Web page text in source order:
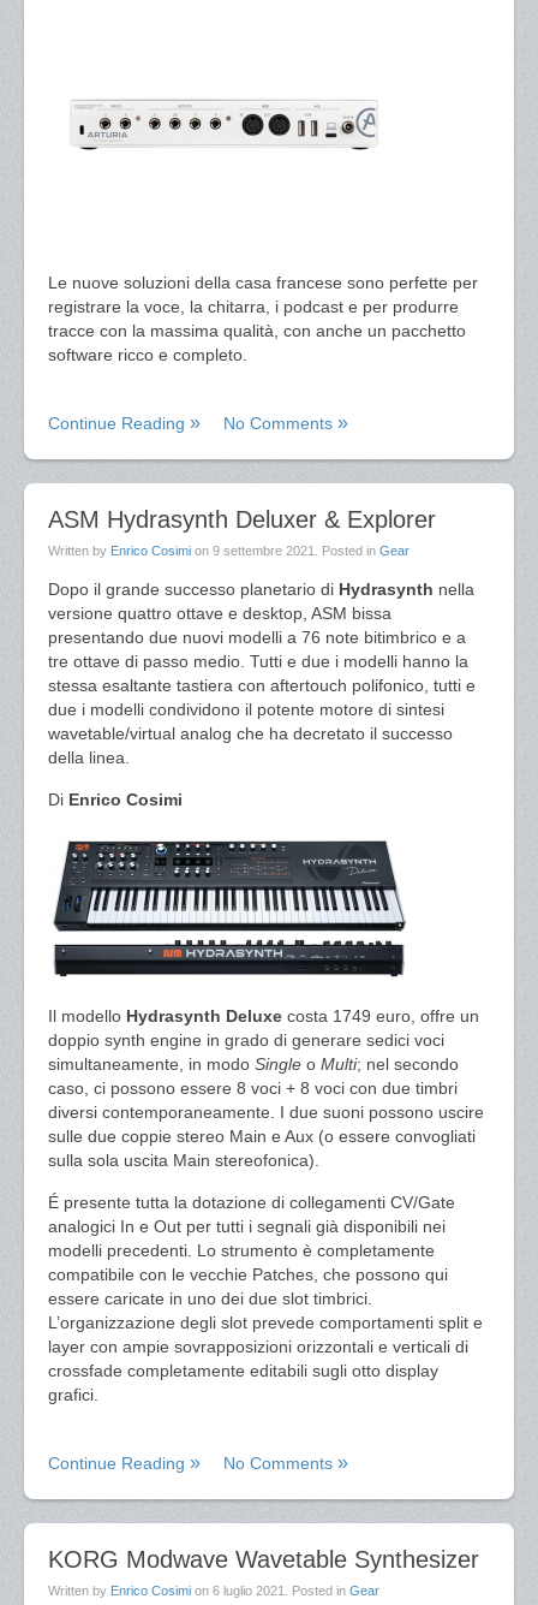
Le nuove soluzioni della casa francese sono perfette per
registrare la voce, la chitarra, i podcast e per produrre
tracce con la massima qualità, con anche un pacchetto
software ricco e completo.
Continue Reading No Comments
ASM Hydrasynth Deluxer & Explorer
Written by Enrico Cosimi on 9 settembre 2021 . Posted in Gear
Dopo il grande successo planetario di Hydrasynth nella
versione quattro ottave e desktop, ASM bissa
presentando due nuovi modelli a 76 note bitimbrico e a
tre ottave di passo medio. Tutti e due i modelli hanno la
stessa esaltante tastiera con aftertouch polifonico, tutti e
due i modelli condividono il potente motore di sintesi
wavetable/virtual analog che ha decretato il successo
della linea.
Di Enrico Cosimi
Il modello Hydrasynth Deluxe costa 1749 euro, offre un
doppio synth engine in grado di generare sedici voci
simultaneamente, in modo Single o Multi; nel secondo
caso, ci possono essere 8 voci + 8 voci con due timbri
diversi contemporaneamente. I due suoni possono uscire
sulle due coppie stereo Main e Aux (o essere convogliati
sulla sola uscita Main stereofonica).
É presente tutta la dotazione di collegamenti CV/Gate
analogici In e Out per tutti i segnali già disponibili nei
modelli precedenti. Lo strumento è completamente
compatibile con le vecchie Patches, che possono qui
essere caricate in uno dei due slot timbrici.
L’organizzazione degli slot prevede comportamenti split e
layer con ampie sovrapposizioni orizzontali e verticali di
crossfade completamente editabili sugli otto display
grafici.
Continue Reading No Comments
KORG Modwave Wavetable Synthesizer
Written by Enrico Cosimi on 6 luglio 2021 . Posted in Gear